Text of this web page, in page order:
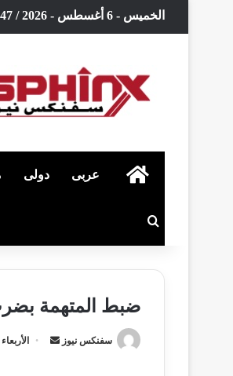
الخميس - 6 أغسطس - 2026 / 3:47 صباحًا
الرئيسية
عربى دولى
ضبط المتهمة
سفنكس نيوز الأربعاء - 19 رمضان - 1443هـ / 20 أبريل - 2022م